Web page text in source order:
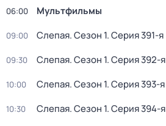
06:00 Мультфильмы
09:00 Слепая. Сезон 1. Серия 391-я
09:30 Слепая. Сезон 1. Серия 392-я
10:00 Слепая. Сезон 1. Серия 393-я
10:30 Слепая. Сезон 1. Серия 394-я